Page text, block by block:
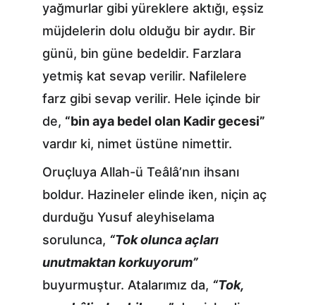
yağmurlar gibi yüreklere aktığı, eşsiz
müjdelerin dolu olduğu bir aydır. Bir
günü, bin güne bedeldir. Farzlara
yetmiş kat sevap verilir. Nafilelere
farz gibi sevap verilir. Hele içinde bir
de, “bin aya bedel olan Kadir gecesi”
vardır ki, nimet üstüne nimettir.
Oruçluya Allah-ü Teâlâ’nın ihsanı
boldur. Hazineler elinde iken, niçin aç
durduğu Yusuf aleyhiselama
sorulunca, “Tok olunca açları
unutmaktan korkuyorum”
buyurmuştur. Atalarımız da, “Tok,